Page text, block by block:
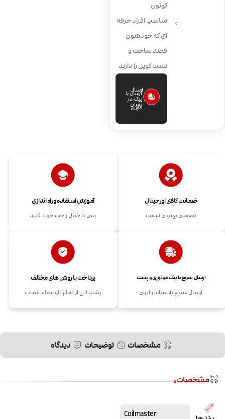
کوتون
مناسب افراد حرفه
ای که خودشون
قصد ساخت و
تست کویل را دارند
ارسال
فوری
ارسال با
پیک در
تهران
ضمانت کالای اورجینال
تضمین بهترین قیمت
آموزش استفاده و راه اندازی
پس با خیال راحت خرید کنید
ارسال سریع با پیک موتوری و پست
ارسال سریع به سراسر ایران
پرداخت با روش های مختلف
پشتیبانی از تمام کارت‌های شتاب
مشخصات توضیحات دیدگاه
مشخصات
Coilmaster